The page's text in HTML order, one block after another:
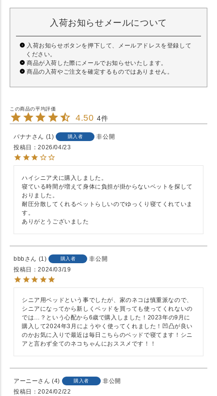
入荷お知らせメールについて
入荷お知らせボタンを押下して、メールアドレスを登録して
ください。
商品が入荷した際にメールでお知らせいたします。
商品の入荷やご注文を確定するものではありません。
4.50 4
バナナ 1 購入者
非公開
投稿日
2026/04/23
ハイシニア犬に購入しました。
寝ている時間が増えて身体に負担が掛からないベットを探して
おりました。
耐圧分散してくれるベットらしいのでゆっくり寝てくれていま
す。
ありがとうございました
bbb 1 購入者
非公開
投稿日
2024/03/19
シニア用ベッドという事でしたが、家のネコは慎重派なので、
シニアになってから新しくベッドを買っても使ってくれないの
では…？という心配から6歳で購入しました！2023年の9月に
購入して2024年3月にようやく使ってくれました！凹凸が良い
のかお気に入りで最近は毎日こちらのベッドで寝てます！シニ
アと言わず全てのネコちゃんにおススメです！！
アーニー 4 購入者
非公開
投稿日
2024/02/22